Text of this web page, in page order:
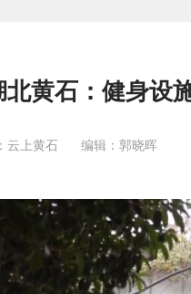
北黄石：健身
云上黄石 编辑：郭晓晖